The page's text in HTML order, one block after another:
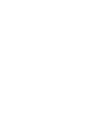
KAUFEN